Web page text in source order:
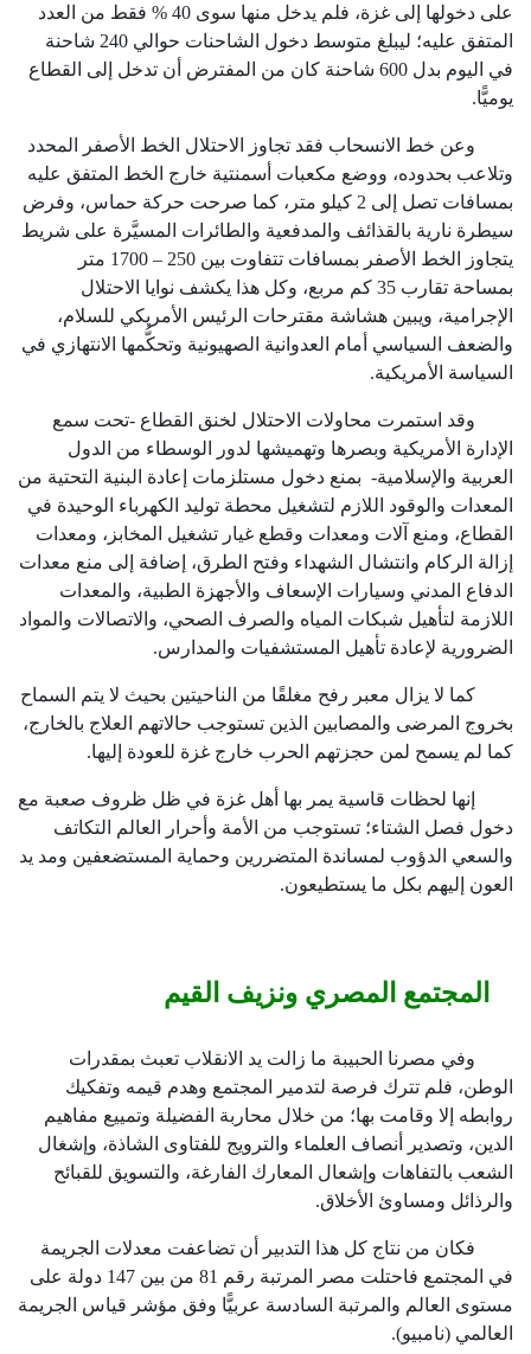
على دخولها إلى غزة، فلم يدخل منها سوى 40 % فقط من العدد
المتفق عليه؛ ليبلغ متوسط دخول الشاحنات حوالي 240 شاحنة
في اليوم بدل 600 شاحنة كان من المفترض أن تدخل إلى القطاع
يوميًّا.
وعن خط الانسحاب فقد تجاوز الاحتلال الخط الأصفر المحدد
وتلاعب بحدوده، ووضع مكعبات أسمنتية خارج الخط المتفق عليه
بمسافات تصل إلى 2 كيلو متر، كما صرحت حركة حماس، وفرض
سيطرة نارية بالقذائف والمدفعية والطائرات المسيَّرة على شريط
يتجاوز الخط الأصفر بمسافات تتفاوت بين 250
–
1700 متر
بمساحة تقارب 35 كم مربع، وكل هذا يكشف نوايا الاحتلال
الإجرامية، ويبين هشاشة مقترحات الرئيس الأمريكي للسلام،
والضعف السياسي أمام العدوانية الصهيونية وتحكُّمها الانتهازي في
السياسة الأمريكية.
وقد استمرت محاولات الاحتلال لخنق القطاع -تحت سمع
الإدارة الأمريكية وبصرها وتهميشها لدور الوسطاء من الدول
العربية والإسلامية- بمنع دخول مستلزمات إعادة البنية التحتية من
المعدات والوقود اللازم لتشغيل محطة توليد الكهرباء الوحيدة في
القطاع، ومنع آلات ومعدات وقطع غيار تشغيل المخابز، ومعدات
إزالة الركام وانتشال الشهداء وفتح الطرق، إضافة إلى منع معدات
الدفاع المدني وسيارات الإسعاف والأجهزة الطبية، والمعدات
اللازمة لتأهيل شبكات المياه والصرف الصحي، والاتصالات والمواد
الضرورية لإعادة تأهيل المستشفيات والمدارس.
كما لا يزال معبر رفح مغلقًا من الناحيتين بحيث لا يتم السماح
بخروج المرضى والمصابين الذين تستوجب حالاتهم العلاج بالخارج،
كما لم يسمح لمن حجزتهم الحرب خارج غزة للعودة إليها.
إنها لحظات قاسية يمر بها أهل غزة في ظل ظروف صعبة مع
دخول فصل الشتاء؛ تستوجب من الأمة وأحرار العالم التكاتف
والسعي الدؤوب لمساندة المتضررين وحماية المستضعفين ومد يد
العون إليهم بكل ما يستطيعون.
المجتمع المصري ونزيف القيم
وفي مصرنا الحبيبة ما زالت يد الانقلاب تعبث بمقدرات
الوطن، فلم تترك فرصة لتدمير المجتمع وهدم قيمه وتفكيك
روابطه إلا وقامت بها؛ من خلال محاربة الفضيلة وتمييع مفاهيم
الدين، وتصدير أنصاف العلماء والترويج للفتاوى الشاذة، وإشغال
الشعب بالتفاهات وإشعال المعارك الفارغة، والتسويق للقبائح
والرذائل ومساوئ الأخلاق.
فكان من نتاج كل هذا التدبير أن تضاعفت معدلات الجريمة
في المجتمع فاحتلت مصر المرتبة رقم 81 من بين 147 دولة على
مستوى العالم والمرتبة السادسة عربيًّا وفق مؤشر قياس الجريمة
العالمي (نامبيو).